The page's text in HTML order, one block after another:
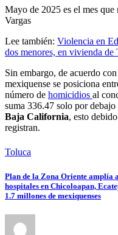
Mayo de 2025 es el mes
Vargas
Lee también: Violencia en
dos menores, en vivienda de
Sin embargo, de acuerdo
mexiquense se posiciona
número de homicidios al
suma 336.47 solo por
Baja California, esto
registran.
Toluca
Plan de la Zona Oriente amplía
hospitales en Chicoloapan,
1.7 millones de mexiquenses